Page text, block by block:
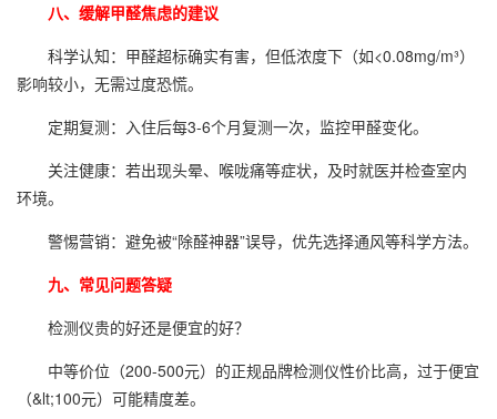
八、缓解甲醛焦虑的建议
科学认知：甲醛超标确实有害，但低浓度下（如<0.08mg/m³）
影响较小，无需过度恐慌。
定期复测：入住后每3-6个月复测一次，监控甲醛变化。
关注健康：若出现头晕、喉咙痛等症状，及时就医并检查室内
环境。
警惕营销：避免被“除醛神器”误导，优先选择通风等科学方法。
九、常见问题答疑
检测仪贵的好还是便宜的好？
中等价位（200-500元）的正规品牌检测仪性价比高，过于便宜
（&lt;100元）可能精度差。